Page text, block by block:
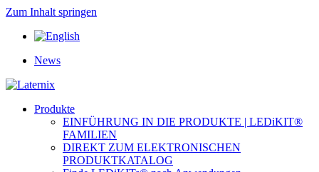
Zum Inhalt springen
News
Produkte
EINFÜHRUNG IN DIE PRODUKTE | LEDiKIT®
FAMILIEN
DIREKT ZUM ELEKTRONISCHEN
PRODUKTKATALOG